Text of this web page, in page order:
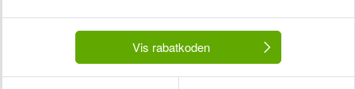
Vis rabatkoden